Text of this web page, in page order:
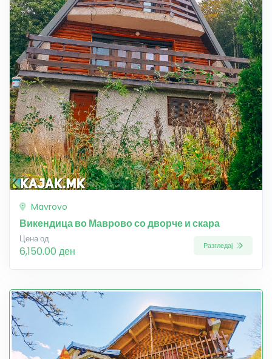
Mavrovo
Викендица во Маврово со дворче и скара
Цена од
6,150.00 ден Разгледај